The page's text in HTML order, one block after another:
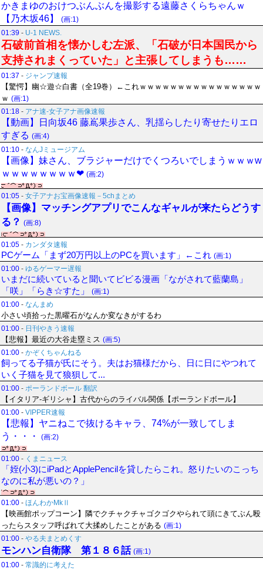
かきまゆのおけつぶんぶんを撮影する遠藤さくらちゃんｗ
【乃木坂46】
(画:1)
01:39 - U-1 NEWS.
石破前首相を懐かしむ左派、「石破が日本国民から
支持されまくっていた」と主張してしまうも……
01:37 - ジャンプ速報
【驚愕】幽☆遊☆白書（全19巻）←これｗｗｗｗｗｗｗｗｗｗｗｗｗｗｗｗ
ｗ (画:1)
01:18 - アナ速‐女子アナ画像速報
【動画】日向坂46 藤嶌果歩さん、乳揺らしたり寄せたりエロ
すぎる (画:4)
01:10 - なんJミュージアム
【画像】妹さん、ブラジャーだけでくつろいでしまうｗｗｗw
ｗｗｗｗｗｗｗｗ❤ (画:2)
01:05 - 女子アナお宝画像速報－5chまとめ
【画像】マッチングアプリでこんなギャルが来たらどうす
る？ (画:8)
01:05 - カンダタ速報
PCゲーム「まず20万円以上のPCを買います」←これ (画:1)
01:00 - ゆるゲーマー遅報
いまだに続いていると聞いてビビる漫画「ながされて藍蘭島」
「咲」「らき☆すた」
(画:1)
01:00 - なんまめ
小さい頃拾った黒曜石がなんか変なきがするわ
01:00 - 日刊やきう速報
【悲報】最近の大谷走塁ミス (画:5)
01:00 - かぞくちゃんねる
飼ってる子猫が氏にそう。夫はお猫様だから、日に日にやつれて
いく子猫を見て狼狽して...
01:00 - ポーランドボール 翻訳
【イタリア-ギリシャ】古代からのライバル関係【ポーランドボール】
01:00 - VIPPER速報
【悲報】ヤニねこで抜けるキャラ、74%が一致してしま
う・・・
(画:2)
01:00 - くまニュース
「姪(小3)にiPadとApplePencilを貸したらこれ。怒りたいのこっち
なのに私が悪いの？」
01:00 - ほんわかMkⅡ
【映画館ポップコーン】隣でクチャクチャゴクゴクやられて頭にきてぶん殴
ったらスタッフ呼ばれて大揉めしたことがある (画:1)
01:00 - やる夫まとめくす
モンハン自衛隊 第１８６話 (画:1)
01:00 - 常識的に考えた